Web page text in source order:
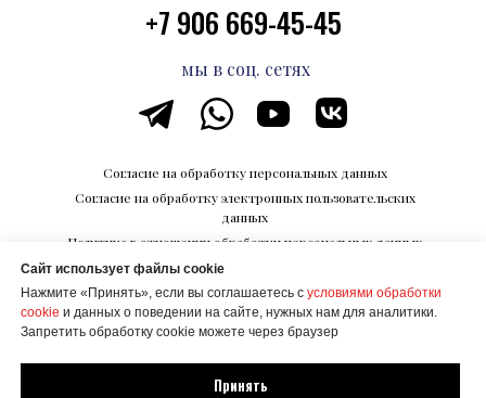
© ООО "КОРПОРАЦИИ БУДУЩЕГО"
ИНН 6700027506
+7 906 669-45-45
Каталог впечатлений на Razvedka.World
Политика в отношении обработки персональных данных
Согласие на обработку электронных пользовательских
данных
Согласие на обработку персональных данных
мы в соц. сетях
Создание сайта Mehanik Design
Сайт использует файлы cookie
Нажмите «Принять», если вы соглашаетесь с условиями обработки
cookie и данных о поведении на сайте, нужных нам для аналитики.
Запретить обработку cookie можете через браузер
Принять